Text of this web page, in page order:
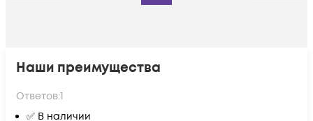
Наши преимущества
Ответов:1
✅ В наличии